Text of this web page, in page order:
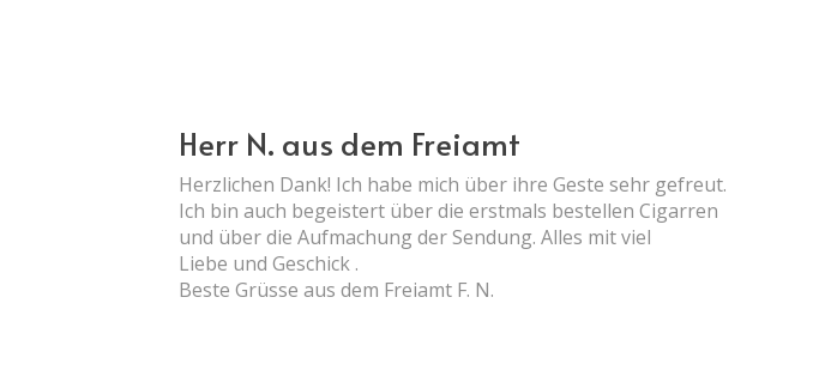
Herr N. aus dem Freiamt
Herzlichen Dank! Ich habe mich über ihre Geste sehr gefreut.
Ich bin auch begeistert über die erstmals bestellen Cigarren
und über die Aufmachung der Sendung. Alles mit viel
Liebe und Geschick .
Beste Grüsse aus dem Freiamt F. N.